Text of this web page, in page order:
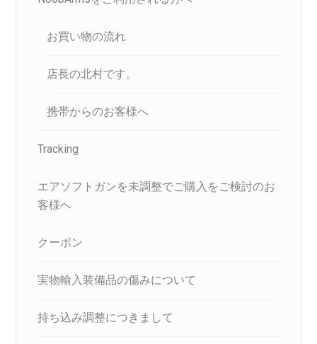
お買い物の流れ
店長の北村です。
携帯からのお客様へ
Tracking
エアソフトガンを未調整でご購入をご検討のお
客様へ
クーポン
実物輸入装備品の傷みについて
持ち込み調整につきまして